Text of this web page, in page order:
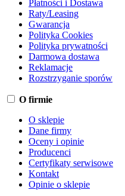
Płatności i Dostawa
Raty/Leasing
Gwarancja
Polityka Cookies
Polityka prywatności
Darmowa dostawa
Reklamacje
Rozstrzyganie sporów
O firmie
O sklepie
Dane firmy
Oceny i opinie
Producenci
Certyfikaty serwisowe
Kontakt
Opinie o sklepie